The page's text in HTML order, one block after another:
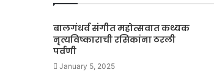
बालगंधर्व संगीत महोत्सवात कथ्यक
नृत्यविष्काराची रसिकांना ठरली
पर्वणी
January 5, 2025